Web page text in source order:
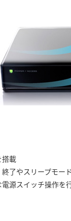
載
了やスリープモー
源スイッチ操作を